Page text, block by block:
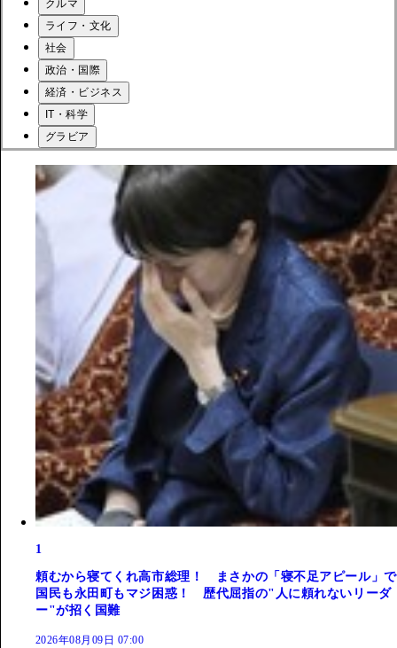
クルマ
ライフ・文化
社会
政治・国際
経済・ビジネス
IT・科学
グラビア
1
頼むから寝てくれ高市総理！ まさかの「寝不足アピール」で
国民も永田町もマジ困惑！ 歴代屈指の"人に頼れないリーダ
ー"が招く国難
2026年08月09日 07:00